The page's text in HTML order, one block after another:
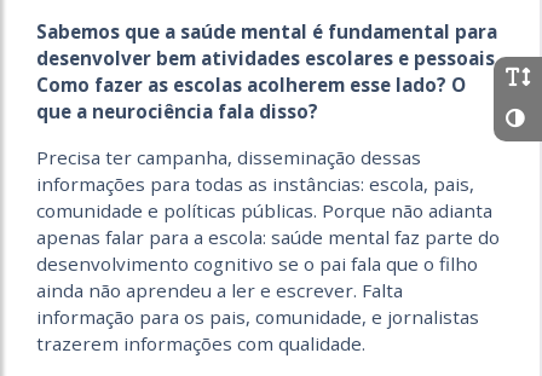
Sabemos que a saúde mental é fundamental para
desenvolver bem atividades escolares e pessoais.
Como fazer as escolas acolherem esse lado? O
que a neurociência fala disso?
Precisa ter campanha, disseminação dessas
informações para todas as instâncias: escola, pais,
comunidade e políticas públicas. Porque não adianta
apenas falar para a escola: saúde mental faz parte do
desenvolvimento cogni­tivo se o pai fala que o filho
ainda não aprendeu a ler e escrever. Falta
informação para os pais, comunidade, e jornalistas
trazerem informações com qualidade.